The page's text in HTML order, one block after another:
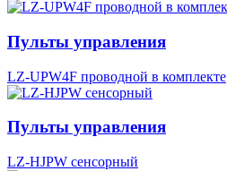
Пульты управления
LZ-UPW4F проводной в комплекте
Пульты управления
LZ-HJPW сенсорный